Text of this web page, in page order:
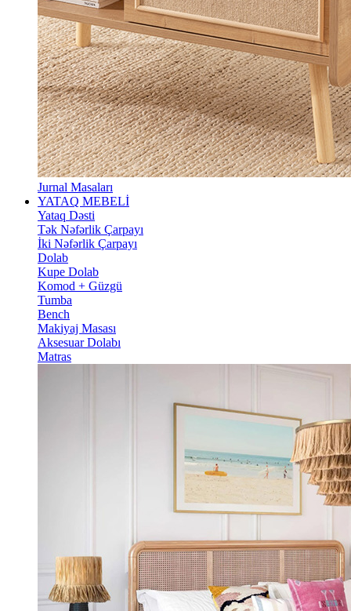
Jurnal Masaları
YATAQ MEBELİ
Yataq Dəsti
Tək Nəfərlik Çarpayı
İki Nəfərlik Çarpayı
Dolab
Kupe Dolab
Komod + Güzgü
Tumba
Bench
Makiyaj Masası
Aksesuar Dolabı
Matras